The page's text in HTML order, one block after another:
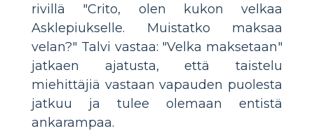
rivillä "Crito, olen kukon velkaa
Asklepiukselle. Muistatko maksaa
velan?" Talvi vastaa: "Velka maksetaan"
jatkaen ajatusta, että taistelu
miehittäjiä vastaan vapauden puolesta
jatkuu ja tulee olemaan entistä
ankarampaa.